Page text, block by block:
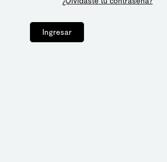
Ingresar